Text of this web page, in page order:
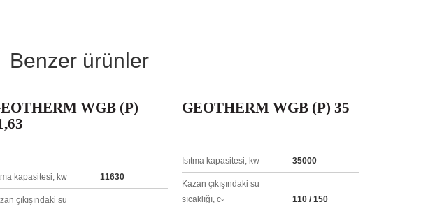
Benzer ürünler
WGB (P)
kapasitesi, kw 11630
çıkışındaki su
GEOTHERM WGB (P) 35
Isıtma kapasitesi, kw 35000
Kazan çıkışındaki su
sıcaklığı, c◦
110 / 150